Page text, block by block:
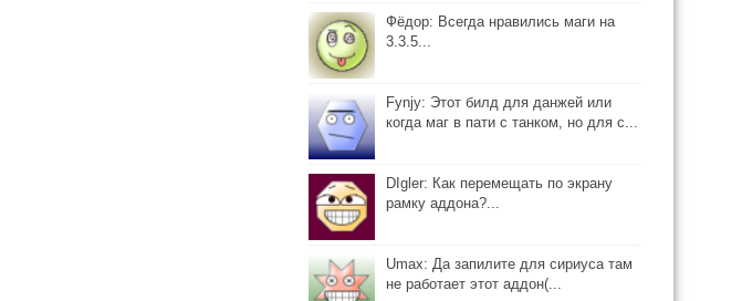
Фёдор: Всегда нравились маги на
3.3.5...
Fynjy: Этот билд для данжей или
когда маг в пати с танком, но для с...
DIgler: Как перемещать по экрану
рамку аддона?...
Umax: Да запилите для сириуса там
не работает этот аддон(...